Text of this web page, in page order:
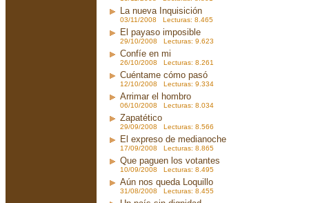
La nueva Inquisición
03/11/2008 Lecturas: 8.465
El payaso imposible
29/10/2008 Lecturas: 9.623
Confíe en mi
26/10/2008 Lecturas: 8.261
Cuéntame cómo pasó
12/10/2008 Lecturas: 9.334
Arrimar el hombro
06/10/2008 Lecturas: 8.034
Zapatético
29/09/2008 Lecturas: 8.566
El expreso de medianoche
17/09/2008 Lecturas: 8.865
Que paguen los votantes
10/09/2008 Lecturas: 8.495
Aún nos queda Loquillo
31/08/2008 Lecturas: 8.455